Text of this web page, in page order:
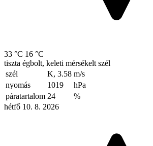
33 °C 16 °C
tiszta égbolt, keleti mérsékelt szél
szél
K, 3.58 m/s
nyomás
1019
hPa
páratartalom 24
%
hétfő 10. 8. 2026